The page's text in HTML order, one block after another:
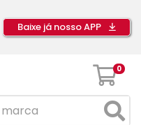
Baixe já nosso APP
0